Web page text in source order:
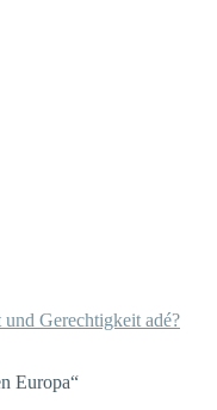
Gerechtigkeit adé?